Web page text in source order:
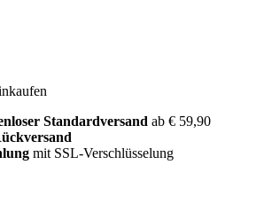
Standardversand ab € 59,90
mit SSL-Verschlüsselung